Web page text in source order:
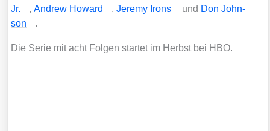
Jr.
,Andrew Howard ,Jere­my Irons und Don John­
son
.
Die Serie mit acht Fol­gen star­tet im Herbst bei HBO.